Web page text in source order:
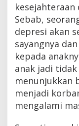
kesejahteraan
Sebab,
depresi akan
sayangnya
kepada
anak jadi
menunjukkan
menjadi
mengalami